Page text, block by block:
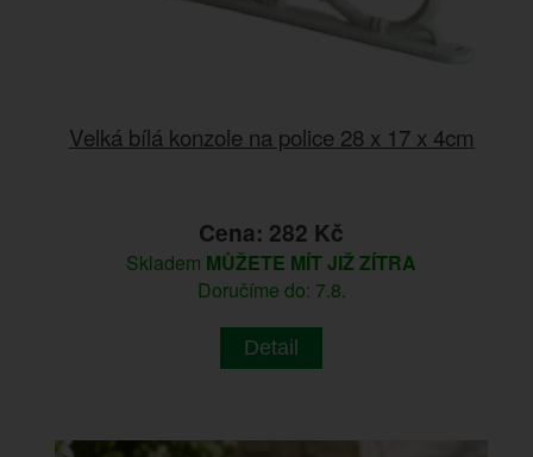
Velká bílá konzole na police 28 x 17 x 4cm
Cena: 282 Kč
Skladem MŮŽETE MÍT JIŽ ZÍTRA
Doručíme do: 7.8.
Detail